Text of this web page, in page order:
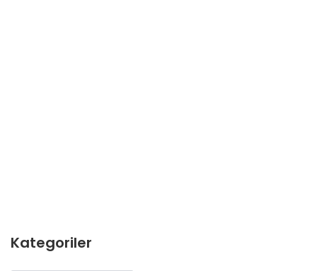
Kategoriler